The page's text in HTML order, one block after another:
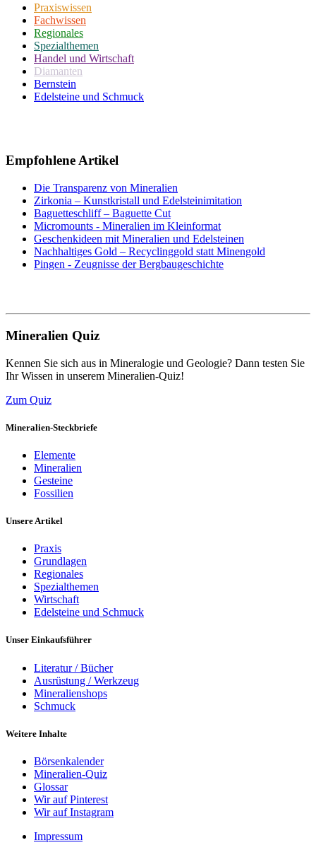
Praxiswissen
Fachwissen
Regionales
Spezialthemen
Handel und Wirtschaft
Diamanten
Bernstein
Edelsteine und Schmuck
Empfohlene Artikel
Die Transparenz von Mineralien
Zirkonia – Kunstkristall und Edelsteinimitation
Baguetteschliff – Baguette Cut
Micromounts - Mineralien im Kleinformat
Geschenkideen mit Mineralien und Edelsteinen
Nachhaltiges Gold – Recyclinggold statt Minengold
Pingen - Zeugnisse der Bergbaugeschichte
Mineralien Quiz
Kennen Sie sich aus in Mineralogie und Geologie? Dann testen Sie
Ihr Wissen in unserem Mineralien-Quiz!
Zum Quiz
Mineralien-Steckbriefe
Elemente
Mineralien
Gesteine
Fossilien
Unsere Artikel
Praxis
Grundlagen
Regionales
Spezialthemen
Wirtschaft
Edelsteine und Schmuck
Unser Einkaufsführer
Literatur / Bücher
Ausrüstung / Werkzeug
Mineralienshops
Schmuck
Weitere Inhalte
Börsenkalender
Mineralien-Quiz
Glossar
Wir auf Pinterest
Wir auf Instagram
Impressum